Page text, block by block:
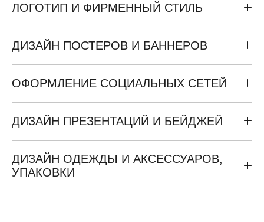
ЛОГОТИП И ФИРМЕННЫЙ СТИЛЬ
ДИЗАЙН ПОСТЕРОВ И БАННЕРОВ
ОФОРМЛЕНИЕ СОЦИАЛЬНЫХ СЕТЕЙ
ДИЗАЙН ПРЕЗЕНТАЦИЙ И БЕЙДЖЕЙ
ДИЗАЙН ОДЕЖДЫ И АКСЕССУАРОВ,
УПАКОВКИ